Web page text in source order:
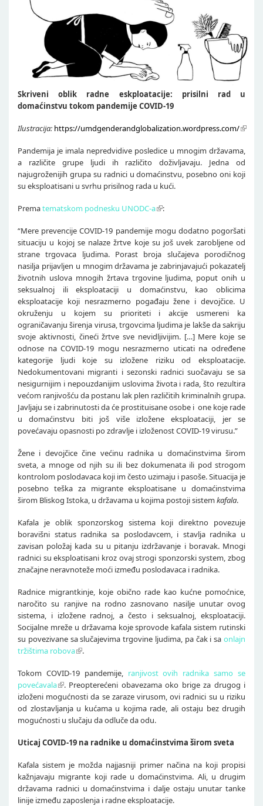
Skriveni oblik radne eskploatacije: prisilni rad u
domaćinstvu tokom pandemije COVID-19
Ilustracija: https://umdgenderandglobalization.wordpress.com/
Pandemija je imala nepredvidive posledice u mnogim državama,
a različite grupe ljudi ih različito doživljavaju. Jedna od
najugroženijih grupa su radnici u domaćinstvu, posebno oni koji
su eksploatisani u svrhu prisilnog rada u kući.
Prematematskom podnesku UNODC-a :
“Mere prevencije COVID-19 pandemije mogu dodatno pogoršati
situaciju u kojoj se nalaze žrtve koje su još uvek zarobljene od
strane trgovaca ljudima. Porast broja slučajeva porodičnog
nasilja prijavljen u mnogim državama je zabrinjavajući pokazatelj
životnih uslova mnogih žrtava trgovine ljudima, poput onih u
seksualnoj ili eksploataciji u domaćinstvu, kao oblicima
eksploatacije koji nesrazmerno pogađaju žene i devojčice. U
okruženju u kojem su prioriteti i akcije usmereni ka
ograničavanju širenja virusa, trgovcima ljudima je lakše da sakriju
svoje aktivnosti, čineći žrtve sve nevidljivijim. […] Mere koje se
odnose na COVID-19 mogu nesrazmerno uticati na određene
kategorije ljudi koje su izložene riziku od eksploatacije.
Nedokumentovani migranti i sezonski radnici suočavaju se sa
nesigurnijim i nepouzdanijim uslovima života i rada, što rezultira
većom ranjivošću da postanu lak plen različitih kriminalnih grupa.
Javljaju se i zabrinutosti da će prostituisane osobe i one koje rade
u domaćinstvu biti još više izložene eksploataciji, jer se
povećavaju opasnosti po zdravlje i izloženost COVID-19 virusu.”
Žene i devojčice čine većinu radnika u domaćinstvima širom
sveta, a mnoge od njih su ili bez dokumenata ili pod strogom
kontrolom poslodavaca koji im često uzimaju i pasoše. Situacija je
posebno teška za migrante eksploatisane u domaćinstvima
širom Bliskog Istoka, u državama u kojima postoji sistem kafala.
Kafala je oblik sponzorskog sistema koji direktno povezuje
boravišni status radnika sa poslodavcem, i stavlja radnika u
zavisan položaj kada su u pitanju izdržavanje i boravak. Mnogi
radnici su eksploatisani kroz ovaj strogi sponzorski system, zbog
značajne neravnoteže moći između poslodavaca i radnika.
Radnice migrantkinje, koje obično rade kao kućne pomoćnice,
naročito su ranjive na rodno zasnovano nasilje unutar ovog
sistema, i izložene radnoj, a često i seksualnoj, eksploataciji.
Socijalne mreže u državama koje sprovode kafala sistem rutinski
su povezivane sa slučajevima trgovine ljudima, pa čak i sa onlajn
tržištima robova
.
Tokom COVID-19 pandemije, ranjivost ovih radnika samo se
povećavala
. Preopterećeni obavezama oko brige za drugog i
izloženi mogućnosti da se zaraze virusom, ovi radnici su u riziku
od zlostavljanja u kućama u kojima rade, ali ostaju bez drugih
mogućnosti u slučaju da odluče da odu.
Uticaj COVID-19 na radnike u domaćinstvima širom sveta
Kafala sistem je možda najjasniji primer načina na koji propisi
kažnjavaju migrante koji rade u domaćinstvima. Ali, u drugim
državama radnici u domaćinstvima i dalje ostaju unutar tanke
linije između zaposlenja i radne eksploatacije.